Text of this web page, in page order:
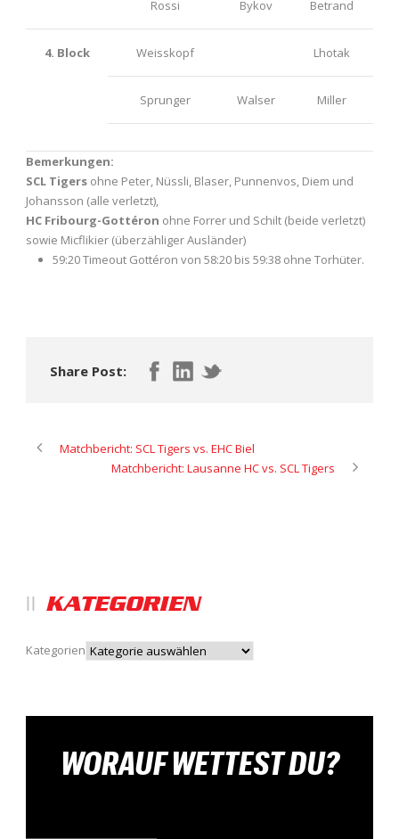
Rossi Bykov Betrand
4. Block Weisskopf Lhotak
Sprunger Walser Miller
Bemerkungen:
SCL Tigers ohne Peter, Nüssli, Blaser, Punnenvos, Diem und
Johansson (alle verletzt),
HC Fribourg-Gottéron ohne Forrer und Schilt (beide verletzt)
sowie Micflikier (überzähliger Ausländer)
59:20 Timeout Gottéron von 58:20 bis 59:38 ohne Torhüter.
Share Post:
Matchbericht: SCL Tigers vs. EHC Biel
Matchbericht: Lausanne HC vs. SCL Tigers
KATEGORIEN
Kategorien